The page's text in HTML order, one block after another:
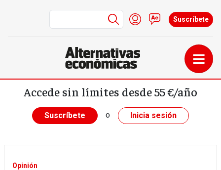
Pasar al contenido principal
Menú de cuenta de
Iniciar sesión
Contacto
Suscríbete
Accede sin límites desde 55 €/año
Suscríbete o Inicia sesión
Opinión